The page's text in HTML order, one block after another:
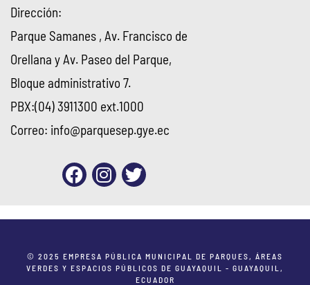
Dirección:
Parque Samanes , Av. Francisco de
Orellana y Av. Paseo del Parque,
Bloque administrativo 7.
PBX:(04) 3911300 ext.1000
Correo: info@parquesep.gye.ec
© 2025 EMPRESA PÚBLICA MUNICIPAL DE PARQUES, ÁREAS
VERDES Y ESPACIOS PÚBLICOS DE GUAYAQUIL - GUAYAQUIL,
ECUADOR